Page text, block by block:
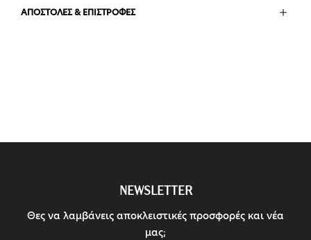
ΑΠΟΣΤΟΛΕΣ & ΕΠΙΣΤΡΟΦΕΣ
NEWSLETTER
Θες να λαμβάνεις αποκλειστικές προσφορές και νέα
μας;